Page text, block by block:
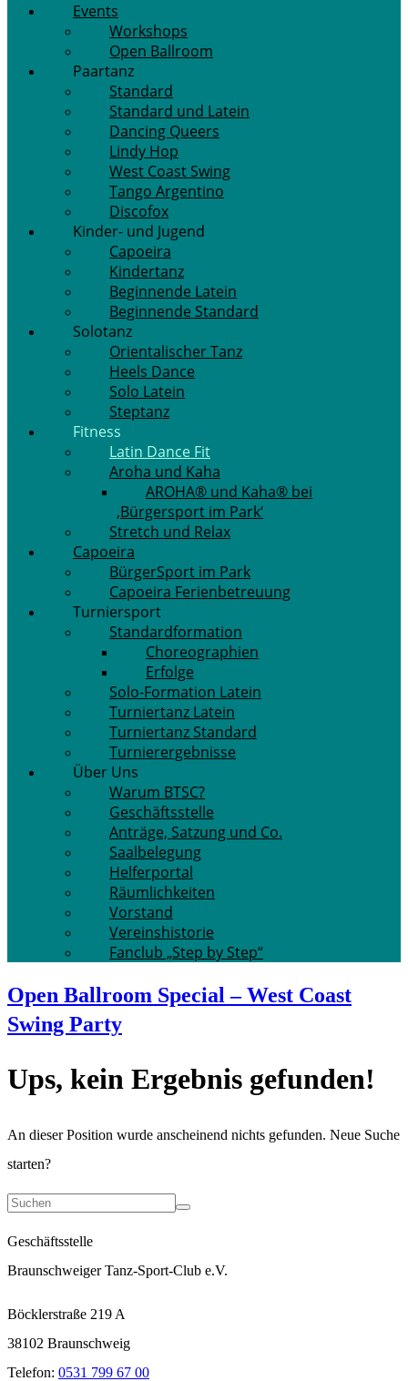
Events
Workshops
Open Ballroom
Paartanz
Standard
Standard und Latein
Dancing Queers
Lindy Hop
West Coast Swing
Tango Argentino
Discofox
Kinder- und Jugend
Capoeira
Kindertanz
Beginnende Latein
Beginnende Standard
Solotanz
Orientalischer Tanz
Heels Dance
Solo Latein
Steptanz
Fitness
Latin Dance Fit
Aroha und Kaha
AROHA® und Kaha® bei
‚Bürgersport im Park‘
Stretch und Relax
Capoeira
BürgerSport im Park
Capoeira Ferienbetreuung
Turniersport
Standardformation
Choreographien
Erfolge
Solo-Formation Latein
Turniertanz Latein
Turniertanz Standard
Turnierergebnisse
Über Uns
Warum BTSC?
Geschäftsstelle
Anträge, Satzung und Co.
Saalbelegung
Helferportal
Räumlichkeiten
Vorstand
Vereinshistorie
Fanclub „Step by Step“
Open Ballroom Special – West Coast
Swing Party
Ups, kein Ergebnis gefunden!
An dieser Position wurde anscheinend nichts gefunden. Neue Suche
starten?
Geschäftsstelle
Braunschweiger Tanz-Sport-Club e.V.
Böcklerstraße 219 A
38102 Braunschweig
Telefon: 0531 799 67 00